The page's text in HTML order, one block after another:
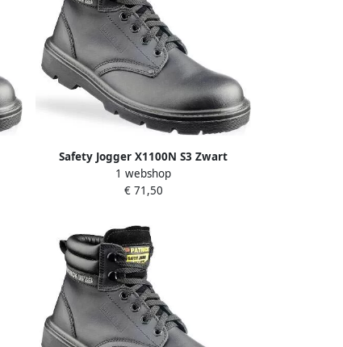
Safety Jogger X1100N S3 Zwart
11.118.022.43
1 webshop
€ 71,50